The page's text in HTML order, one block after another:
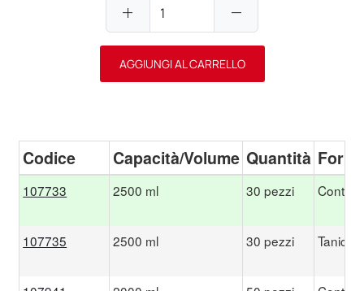
add remove
AGGIUNGI AL CARRELLO
Codice Capacità/Volume Quantità
107733 2500 ml 30 pezzi
107735 2500 ml 30 pezzi Tanica